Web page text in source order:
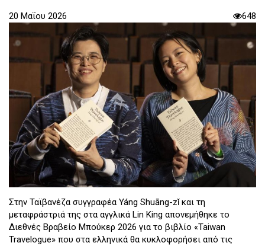
20 Μαΐου 2026 648
Στην Ταϊβανέζα συγγραφέα Yáng Shuāng-zǐ και τη
μεταφράστριά της στα αγγλικά Lin King απονεμήθηκε το
Διεθνές Βραβείο Μπούκερ 2026 για το βιβλίο «Taiwan
Travelogue» που στα ελληνικά θα κυκλοφορήσει από τις